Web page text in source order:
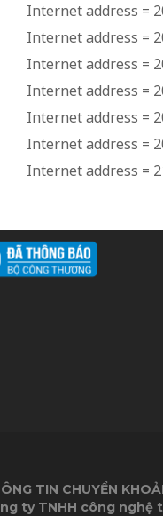
Internet address =
Internet address =
Internet address =
Internet address =
Internet address =
Internet address =
Internet address =
TIN CHUYỂN
ty TNHH công nghệ